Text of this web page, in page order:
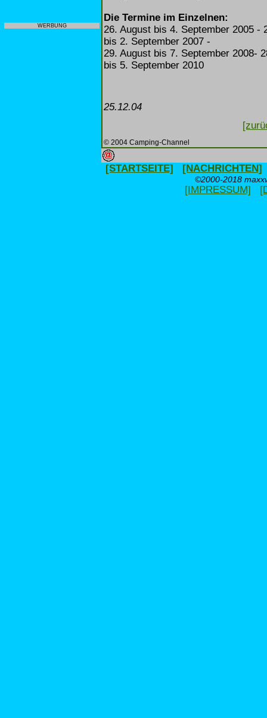
WERBUNG
Die Termine im Einzelnen:
26. August bis 4. September 2005 -
bis 2. September 2007 -
29. August bis 7. September 2008-
bis 5. September 2010
25.12.04
© 2004 Camping-Channel
[STARTSEITE] [NACHRICHTEN]
©2000-2018
[IMPRESSUM]